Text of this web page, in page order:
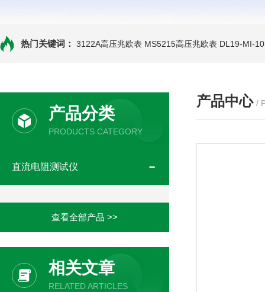
热门关键词： 3122A高压兆欧表 MS5215高压兆欧表 DL19-MI-
产品分类
PRODUCTS CATEGORY
直流电阻测试仪
查看全部产品 >>
相关文章
RELATED ARTICLES
产品中心 /